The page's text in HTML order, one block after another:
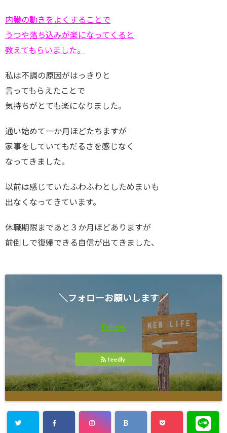
内臓の動きをよくすることで
うつや落ち込みが楽になってくると
教えてもらいました。
私は不調の原因がはっきりと
言ってもらえたことで
気持ちがとても楽になりました。
通い始めて一か月ほどたちますが
家事をしていてもだるさを感じなく
なってきました。
以前は感じていたふわふわとしためまいも
出なくなってきています。
休職期限まであと３か月ほどありますが
前倒しで復帰できる自信が出てきました、
＼フォローお願いします／
Follow
feedly